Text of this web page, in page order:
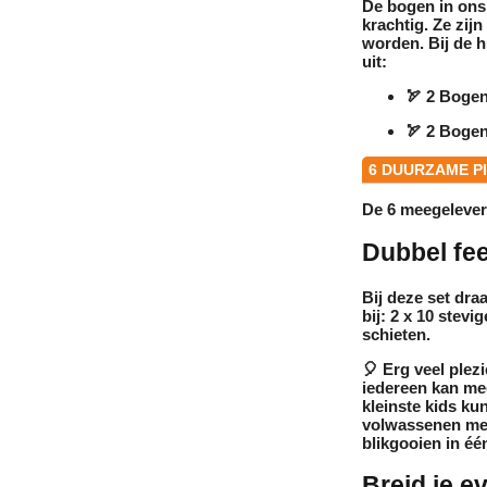
De bogen in
krachtig. Ze
worden. Bij de
uit:
🏹 2
🏹 2
6 DUURZAME
De 6
Dubbel
Bij deze set
bij: 2 x 10
schieten.
🎈 Erg veel
iedereen kan
kleinste kids
volwassenen
blikgooien in